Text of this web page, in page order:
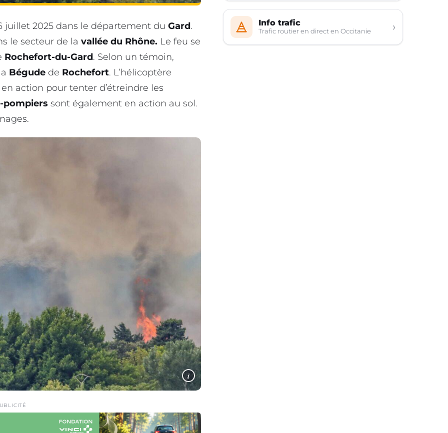
2025 dans le département du Gard.
le secteur de la vallée du Rhône. Le feu se
Rochefort-du-Gard. Selon un témoin,
Bégude de Rochefort. L’hélicoptère
action pour tenter d’étreindre les
pompiers sont également en action au sol.
i
Info trafic
Trafic routier en direct en Occitanie ›